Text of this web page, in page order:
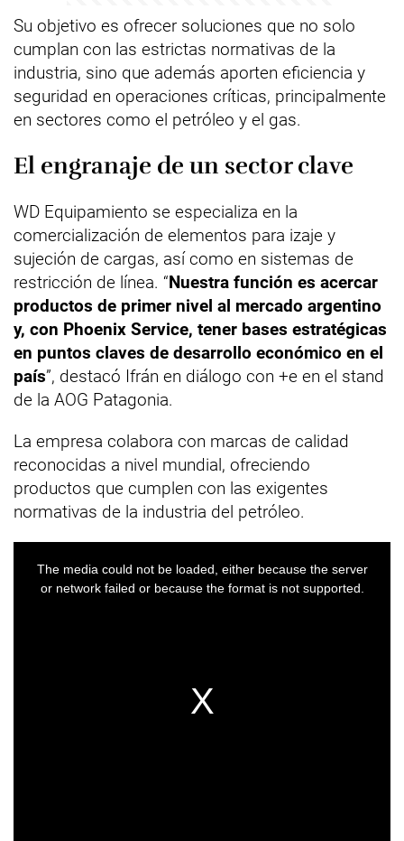
Su objetivo es ofrecer soluciones que no solo
cumplan con las estrictas normativas de la
industria, sino que además aporten eficiencia y
seguridad en operaciones críticas, principalmente
en sectores como el petróleo y el gas.
El engranaje de un sector clave
WD Equipamiento se especializa en la
comercialización de elementos para izaje y
sujeción de cargas, así como en sistemas de
restricción de línea. “Nuestra función es acercar
productos de primer nivel al mercado argentino
y, con Phoenix Service, tener bases estratégicas
en puntos claves de desarrollo económico en el
país”, destacó Ifrán en diálogo con +e en el stand
de la AOG Patagonia.
La empresa colabora con marcas de calidad
reconocidas a nivel mundial, ofreciendo
productos que cumplen con las exigentes
normativas de la industria del petróleo.